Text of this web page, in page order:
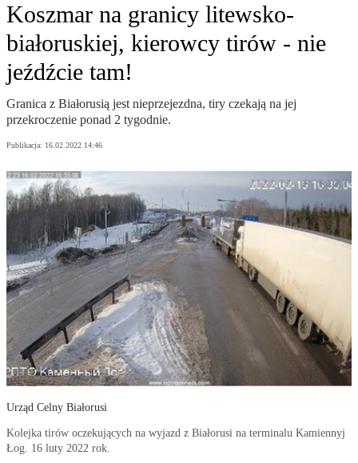
Koszmar na granicy litewsko-
białoruskiej, kierowcy tirów - nie
jeźdźcie tam!
Granica z Białorusią jest nieprzejezdna, tiry czekają na jej
przekroczenie ponad 2 tygodnie.
Publikacja: 16.02.2022 14:46
Urząd Celny Białorusi
Kolejka tirów oczekujących na wyjazd z Białorusi na terminalu Kamiennyj
Łog. 16 luty 2022 rok.